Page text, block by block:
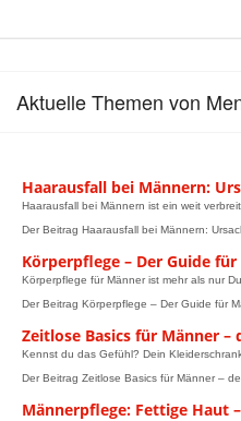
Aktuelle Themen von
Haarausfall bei Männern:
Haarausfall bei Männern ist ein weit
Der Beitrag Haarausfall bei Männern:
Körperpflege – Der Guide
Körperpflege für Männer ist mehr als nur
Der Beitrag Körperpflege – Der Guide für
Zeitlose Basics für Männer
Kennst du das Gefühl? Dein
Der Beitrag Zeitlose Basics für Männer –
Männerpflege: Fettige Haut